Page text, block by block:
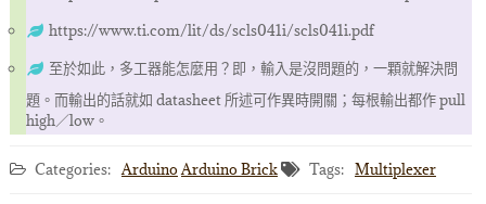
https://www.ti.com/lit/ds/scls041i/scls041i.pdf
至於如此，多工器能怎麼用？即，輸入是沒問題的，一顆就解決問
題。而輸出的話就如 datasheet 所述可作異時開關；每根輸出都作 pull
high／low。
Categories: ArduinoArduino Brick Tags: Multiplexer